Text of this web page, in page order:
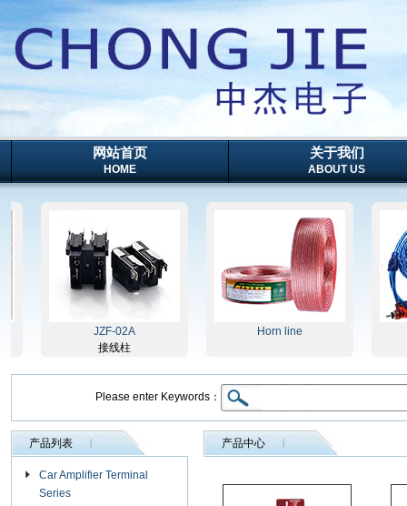
网站首页
HOME
关于我们
ABOUT US
JZF-02A
接线柱
Horn line
Please enter Keywords：
产品列表
Car Amplifier Terminal
Series
产品中心